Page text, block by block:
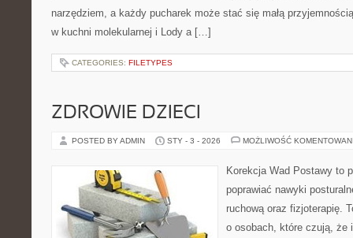
narzędziem, a każdy pucharek może stać się małą
w kuchni molekularnej i Lody a […]
CATEGORIES: FILETYPES
ZDROWIE DZIECI
POSTED BY ADMIN STY - 3 - 2026 MOŻLIWOŚĆ
Korekcja Wad Postawy to
poprawiać nawyki
ruchową oraz fizjoterapię.
o osobach, które czują, że